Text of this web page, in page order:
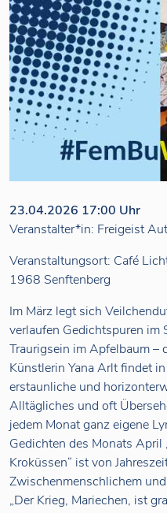
23.04.2026 17:00 Uhr
Veranstalter*in: Freigeist
Veranstaltungsort: Café
1968 Senftenberg
Im März legt sich
verlaufen Gedichtspuren im
Traurigsein im Apfelbaum
Künstlerin Yana Arlt findet
erstaunliche und
Alltägliches und oft
jedem Monat ganz eigene
Gedichten des Monats April
Kroküssen“ ist von
Zwischenmenschlichem
„Der Krieg, Mariechen, ist